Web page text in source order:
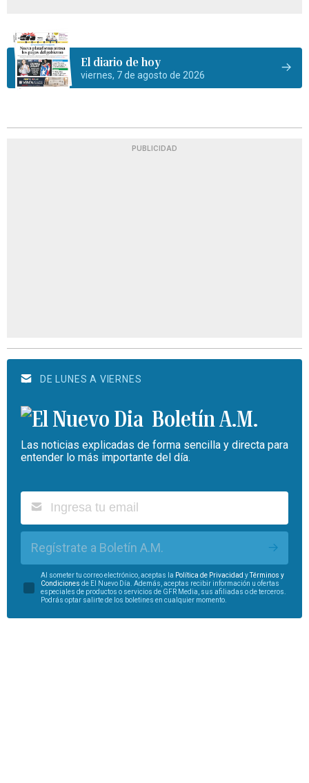
El diario de hoy
viernes, 7 de agosto de 2026
PUBLICIDAD
DE LUNES A VIERNES
Boletín A.M.
Las noticias explicadas de forma sencilla y directa para
entender lo más importante del día.
Regístrate a Boletín A.M.
Al someter tu correo electrónico, aceptas la Política de Privacidad yTérminos y
Condiciones de El Nuevo Día. Además, aceptas recibir información u ofertas
especiales de productos o servicios de GFR Media, sus afiliadas o de terceros.
Podrás optar salirte de los boletines en cualquier momento.